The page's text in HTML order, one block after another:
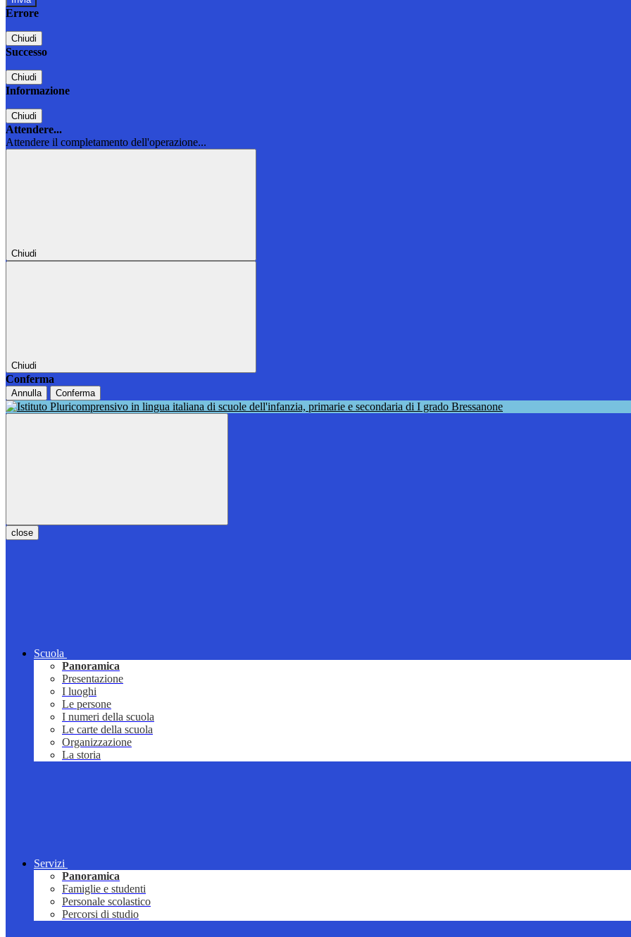
Errore
Chiudi
Successo
Chiudi
Informazione
Chiudi
Attendere...
Attendere il completamento dell'operazione...
Chiudi
Chiudi
Conferma
Annulla Conferma
close
Scuola
Panoramica
Presentazione
I luoghi
Le persone
I numeri della scuola
Le carte della scuola
Organizzazione
La storia
Servizi
Panoramica
Famiglie e studenti
Personale scolastico
Percorsi di studio